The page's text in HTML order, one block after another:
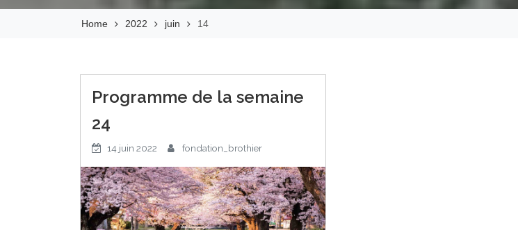
Home 2022 juin 14
Programme de la semaine
24
14 juin 2022 fondation_brothier